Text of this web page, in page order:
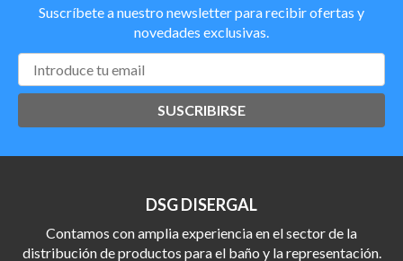
Suscríbete a nuestro newsletter para recibir ofertas y
novedades exclusivas.
SUSCRIBIRSE
DSG DISERGAL
Contamos con amplia experiencia en el sector de la
distribución de productos para el baño y la representación.